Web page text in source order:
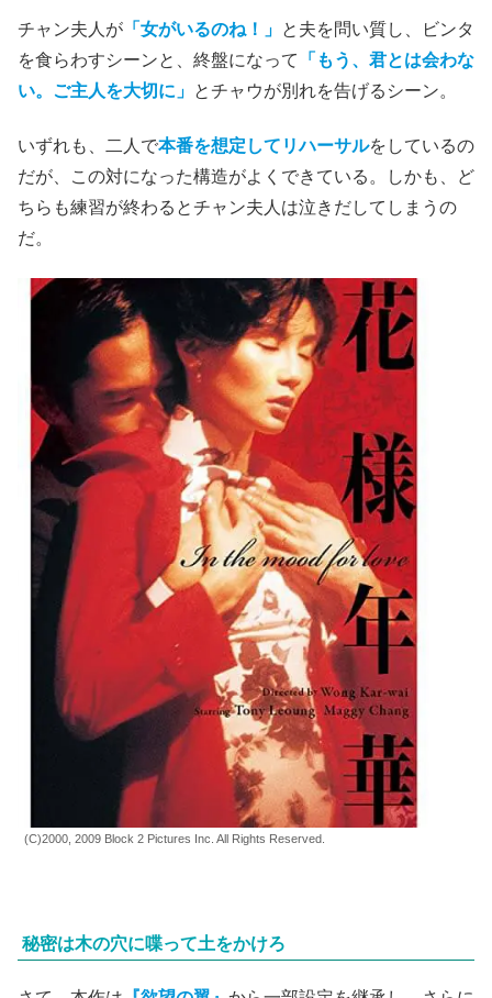
チャン夫人が 「女がいるのね！」 と夫を問い質し、ビンタ
を食らわすシーンと、終盤になって
「もう、君とは会わな
い。ご主人を大切に」 とチャウが別れを告げるシーン。
いずれも、二人で本番を想定してリハーサルをしているの
だが、この対になった構造がよくできている。しかも、ど
ちらも練習が終わるとチャン夫人は泣きだしてしまうの
だ。
(C)2000, 2009 Block 2 Pictures Inc. All Rights Reserved.
秘密は木の穴に喋って土をかけろ